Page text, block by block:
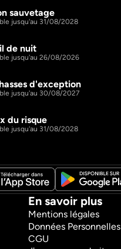
sauvetage
jusqu'au 31/08/2028
de nuit
jusqu'au 26/08/2026
d'exception
jusqu'au 30/08/2027
du risque
jusqu'au 31/08/2028
En savoir plus
Mentions légales
Données Personnelles
CGU